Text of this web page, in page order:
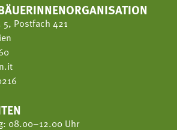
5, Postfach 421
08.00–12.00 Uhr